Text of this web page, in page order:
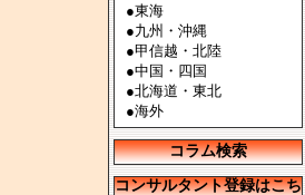
●東海
●九州・沖縄
●甲信越・北陸
●中国・四国
●北海道・東北
●海外
コラム検索
コンサルタント登録はこち